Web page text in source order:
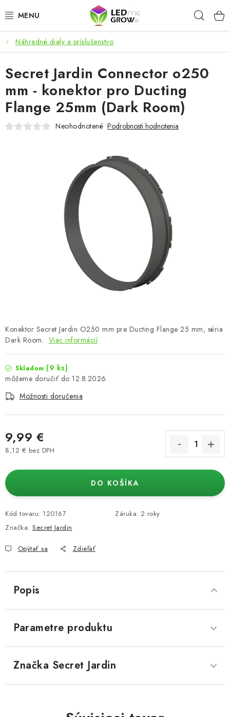
na
AKCIE
LED OSVETLENIE PRE RASTLINY
PESTOVATEĽSKÉ POTREBY
PRE AKVÁRIA
Hodnotenie obchodu
Obchodné podmienky
Kontakt
Podmienky o ochrane osobných údajov
Náhradné diely a príslušenstvo
Konektor Secret Jardin O250 mm pre Ducting Flange 25 mm, séria
Dark Room. Viac informácií
Skladom (9 ks)
12.8.2026
Možnosti doručenia
9,99 €
8,12 € bez DPH
DO KOŠÍKA
Kód tovaru: 120167 Záruka: 2 roky
Značka: Secret Jardin
Opýtať sa Zdieľať
Secret Jardin Connector o250
mm - konektor pro Ducting
Flange 25mm (Dark Room)
Neohodnotené Podrobnosti hodnotenia
Popis
Parametre produktu
Značka Secret Jardin